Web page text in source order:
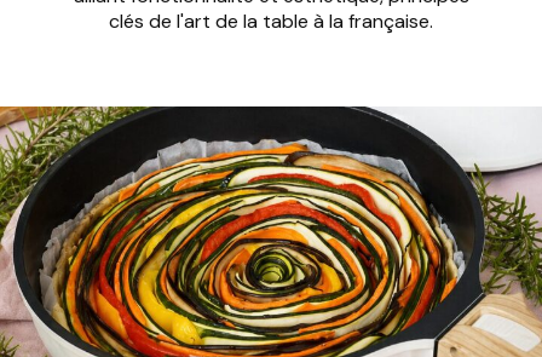
clés de l'art de la table à la française.